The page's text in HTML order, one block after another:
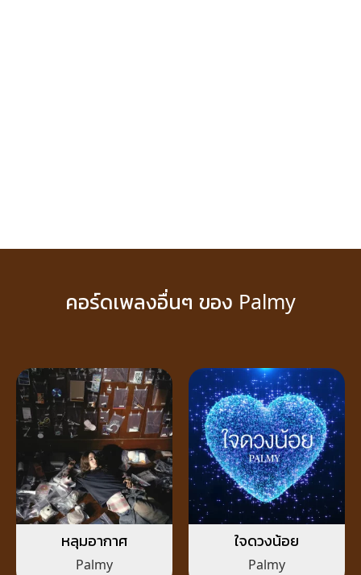
คอร์ดเพลงอื่นๆ ของ Palmy
หลุมอากาศ
Palmy
ใจดวงน้อย
Palmy